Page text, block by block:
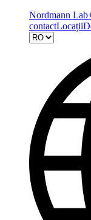
Nordmann
contactLocații